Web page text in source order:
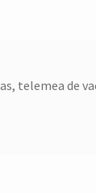
telemea de